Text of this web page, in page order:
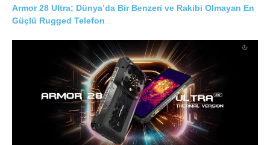
Armor 28 Ultra; Dünya’da Bir Benzeri ve Rakibi Olmayan En
Güçlü Rugged Telefon